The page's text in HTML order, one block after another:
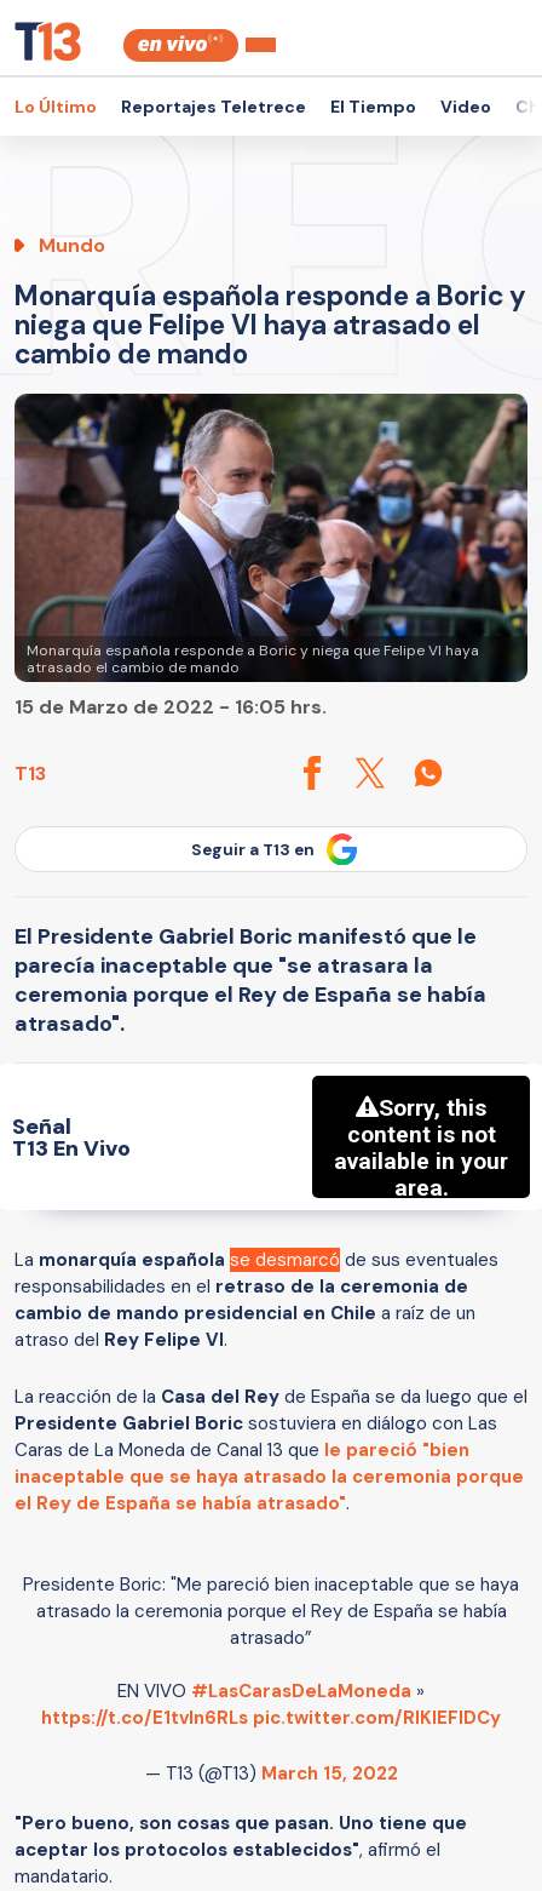
Lo Último Reportajes Teletrece El Tiempo Video
Mundo
Monarquía española responde a Boric y
niega que Felipe VI haya atrasado el
cambio de mando
Monarquía española responde a Boric y niega que Felipe VI haya
atrasado el cambio de mando
T13
15 de Marzo de 2022 - 16:05 hrs.
Seguir a T13 en
El Presidente Gabriel Boric manifestó que le
parecía inaceptable que "se atrasara la
ceremonia porque el Rey de España se había
atrasado".
Señal
T13 En Vivo
La monarquía española se desmarcó de sus eventuales
responsabilidades en el retraso de la ceremonia de
cambio de mando presidencial en Chile a raíz de un
atraso del Rey Felipe VI.
La reacción de la Casa del Rey de España se da luego que el
Presidente Gabriel Boric sostuviera en diálogo con Las
Caras de La Moneda de Canal 13 que le pareció "bien
inaceptable que se haya atrasado la ceremonia porque
el Rey de España se había atrasado".
Presidente Boric: "Me pareció bien inaceptable que se haya
atrasado la ceremonia porque el Rey de España se había
atrasado”
EN VIVO #LasCarasDeLaMoneda »
https://t.co/E1tvIn6RLs pic.twitter.com/RIKlEFlDCy
— T13 (@T13) March 15, 2022
"Pero bueno, son cosas que pasan. Uno tiene que
aceptar los protocolos establecidos", afirmó el
mandatario.